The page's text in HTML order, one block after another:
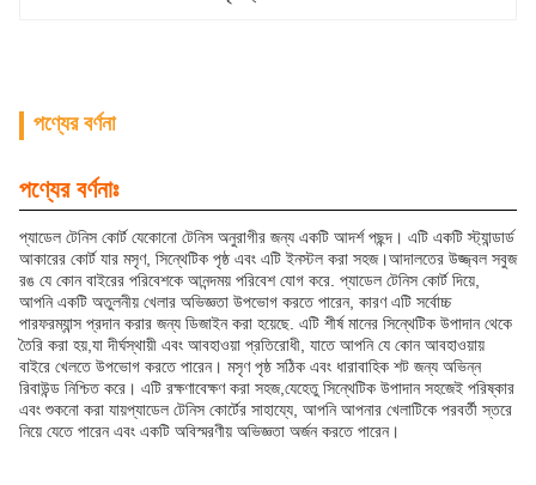
পণ্যের বর্ণনা
পণ্যের বর্ণনাঃ
প্যাডেল টেনিস কোর্ট যেকোনো টেনিস অনুরাগীর জন্য একটি আদর্শ পছন্দ। এটি একটি স্ট্যান্ডার্ড
আকারের কোর্ট যার মসৃণ, সিন্থেটিক পৃষ্ঠ এবং এটি ইনস্টল করা সহজ।আদালতের উজ্জ্বল সবুজ
রঙ যে কোন বাইরের পরিবেশকে আনন্দময় পরিবেশ যোগ করে. প্যাডেল টেনিস কোর্ট দিয়ে,
আপনি একটি অতুলনীয় খেলার অভিজ্ঞতা উপভোগ করতে পারেন, কারণ এটি সর্বোচ্চ
পারফরম্যান্স প্রদান করার জন্য ডিজাইন করা হয়েছে. এটি শীর্ষ মানের সিন্থেটিক উপাদান থেকে
তৈরি করা হয়,যা দীর্ঘস্থায়ী এবং আবহাওয়া প্রতিরোধী, যাতে আপনি যে কোন আবহাওয়ায়
বাইরে খেলতে উপভোগ করতে পারেন। মসৃণ পৃষ্ঠ সঠিক এবং ধারাবাহিক শট জন্য অভিন্ন
রিবাউন্ড নিশ্চিত করে। এটি রক্ষণাবেক্ষণ করা সহজ,যেহেতু সিন্থেটিক উপাদান সহজেই পরিষ্কার
এবং শুকনো করা যায়প্যাডেল টেনিস কোর্টের সাহায্যে, আপনি আপনার খেলাটিকে পরবর্তী স্তরে
নিয়ে যেতে পারেন এবং একটি অবিস্মরণীয় অভিজ্ঞতা অর্জন করতে পারেন।